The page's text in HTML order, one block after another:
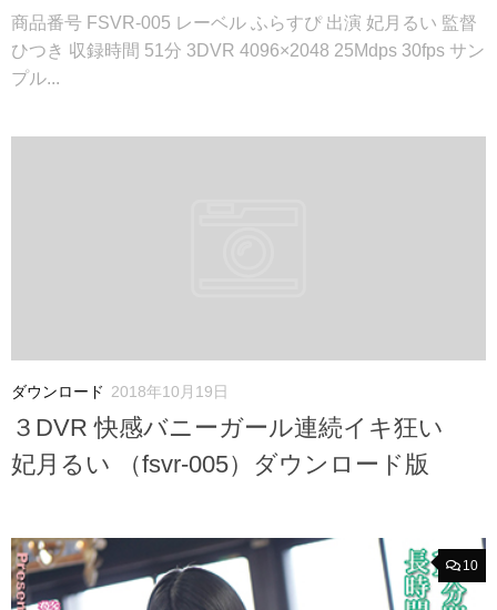
商品番号 FSVR-005 レーベル ふらすぴ 出演 妃月るい 監督
ひつき 収録時間 51分 3DVR 4096×2048 25Mdps 30fps サン
プル...
ダウンロード 2018年10月19日
３DVR 快感バニーガール連続イキ狂い
妃月るい （fsvr-005）ダウンロード版
10